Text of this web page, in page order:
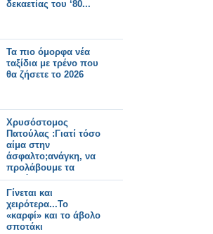
δεκαετίας του ‘80...
Τα πιο όμορφα νέα
ταξίδια με τρένο που
θα ζήσετε το 2026
Χρυσόστομος
Πατούλας :Γιατί τόσο
αίμα στην
άσφαλτο;ανάγκη, να
προλάβουμε τα
χειρότερα…
Γίνεται και
χειρότερα...Το
«καρφί» και το άβολο
σποτάκι